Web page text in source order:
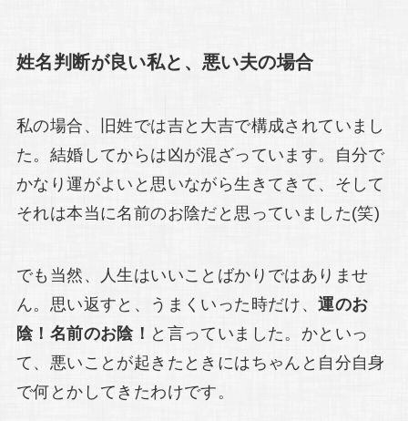
姓名判断が良い私と、悪い夫の場合
私の場合、旧姓では吉と大吉で構成されていまし
た。結婚してからは凶が混ざっています。自分で
かなり運がよいと思いながら生きてきて、そして
それは本当に名前のお陰だと思っていました(笑)
でも当然、人生はいいことばかりではありませ
ん。思い返すと、うまくいった時だけ、運のお
陰！名前のお陰！ と言っていました。かといっ
て、悪いことが起きたときにはちゃんと自分自身
で何とかしてきたわけです。